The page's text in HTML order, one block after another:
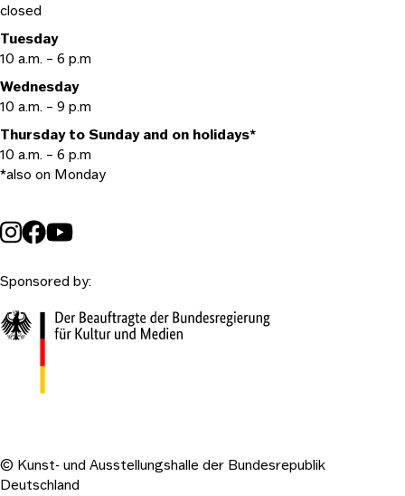
Sponsored by:
closed
Tuesday
10 a.m. – 6 p.m
Wednesday
10 a.m. – 9 p.m
Thursday to Sunday and on holidays*
10 a.m. – 6 p.m
*also on Monday
© Kunst- und Ausstellungshalle der Bundesrepublik
Deutschland